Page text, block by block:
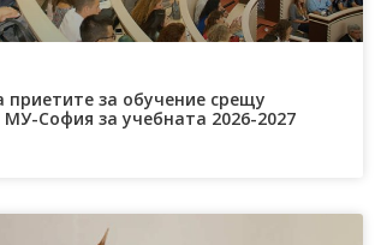
приетите за обучение срещу
София за учебната 2026-2027